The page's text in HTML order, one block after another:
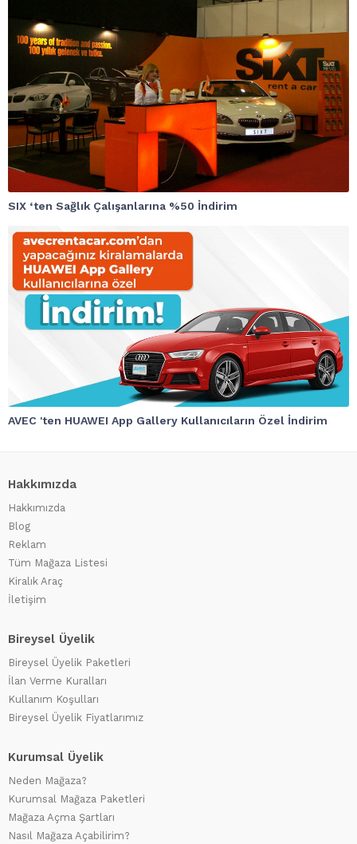
SIX ‘ten Sağlık Çalışanlarına %50 İndirim
AVEC 'ten HUAWEI App Gallery Kullanıcıların Özel İndirim
Hakkımızda
Hakkımızda
Blog
Reklam
Tüm Mağaza Listesi
Kiralık Araç
İletişim
Bireysel Üyelik
Bireysel Üyelik Paketleri
İlan Verme Kuralları
Kullanım Koşulları
Bireysel Üyelik Fiyatlarımız
Kurumsal Üyelik
Neden Mağaza?
Kurumsal Mağaza Paketleri
Mağaza Açma Şartları
Nasıl Mağaza Açabilirim?